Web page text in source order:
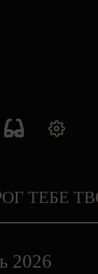
ТЕБЕ
2026